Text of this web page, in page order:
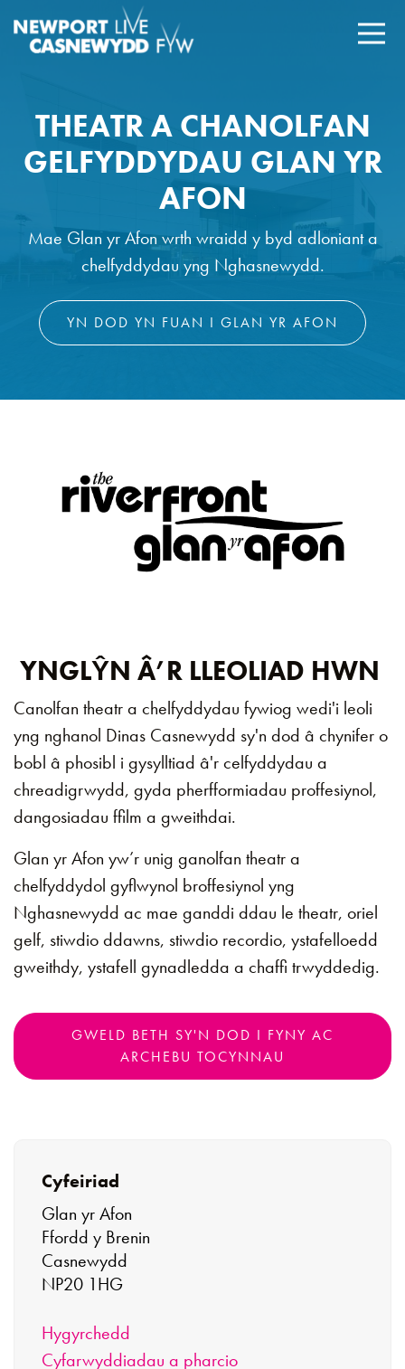
THEATR A CHANOLFAN
GELFYDDYDAU GLAN YR
AFON
Mae Glan yr Afon wrth wraidd y byd adloniant a
chelfyddydau yng Nghasnewydd.
YN DOD YN FUAN I GLAN YR AFON
YNGLŶN Â’R LLEOLIAD HWN
Canolfan theatr a chelfyddydau fywiog wedi'i leoli
yng nghanol Dinas Casnewydd sy'n dod â chynifer o
bobl â phosibl i gysylltiad â'r celfyddydau a
chreadigrwydd, gyda pherfformiadau proffesiynol,
dangosiadau ffilm a gweithdai.
Glan yr Afon yw’r unig ganolfan theatr a
chelfyddydol gyflwynol broffesiynol yng
Nghasnewydd ac mae ganddi ddau le theatr, oriel
gelf, stiwdio ddawns, stiwdio recordio, ystafelloedd
gweithdy, ystafell gynadledda a chaffi trwyddedig.
GWELD BETH SY'N DOD I FYNY AC
ARCHEBU TOCYNNAU
Cyfeiriad
Glan yr Afon
Ffordd y Brenin
Casnewydd
NP20 1HG
Hygyrchedd
Cyfarwyddiadau a pharcio